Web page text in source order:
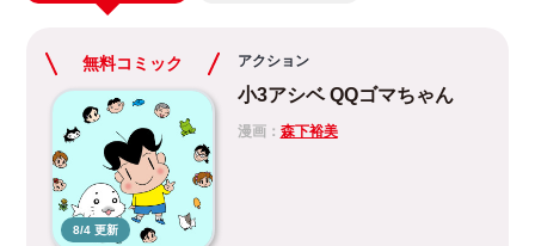
無料コミック
8/4 更新
アクション
小3アシベ QQゴマちゃん
漫画： 森下裕美